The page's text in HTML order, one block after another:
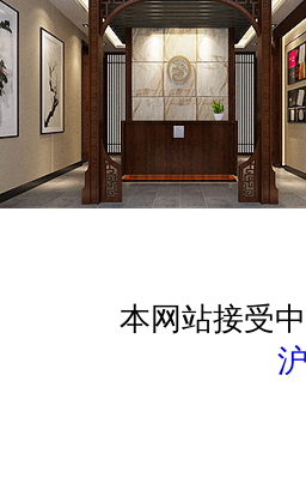
本网站接受